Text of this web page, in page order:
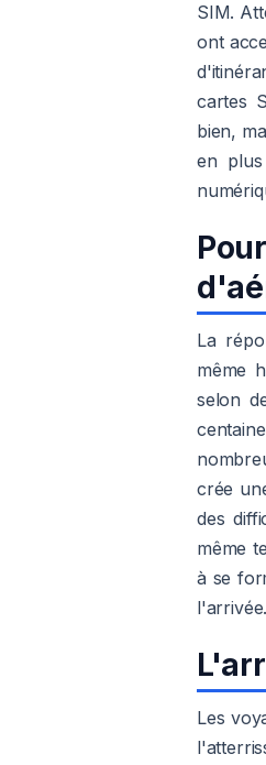
SIM.
ont
cartes
bien,
en
La
même
selon
crée
des
même
à se
l'arrivée.
Les